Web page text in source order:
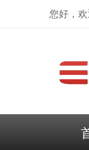
您好，